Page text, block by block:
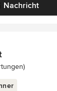
Nachricht
5 von 5